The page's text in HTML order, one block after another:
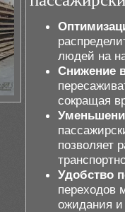
людей на
Снижение
сокращая
позволяет
Удобство
переходов
ожидания и